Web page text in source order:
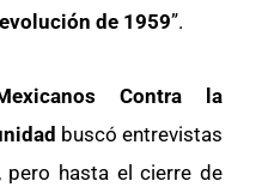
de 1959”.
Contra la
buscó entrevistas
pero hasta el cierre de